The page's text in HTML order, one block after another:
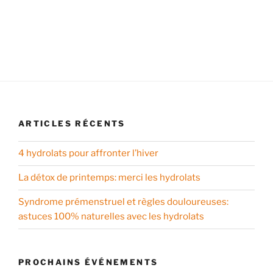
ARTICLES RÉCENTS
4 hydrolats pour affronter l’hiver
La détox de printemps: merci les hydrolats
Syndrome prémenstruel et règles douloureuses:
astuces 100% naturelles avec les hydrolats
PROCHAINS ÉVÉNEMENTS